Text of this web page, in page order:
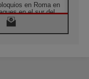
en Roma en
en el sur del